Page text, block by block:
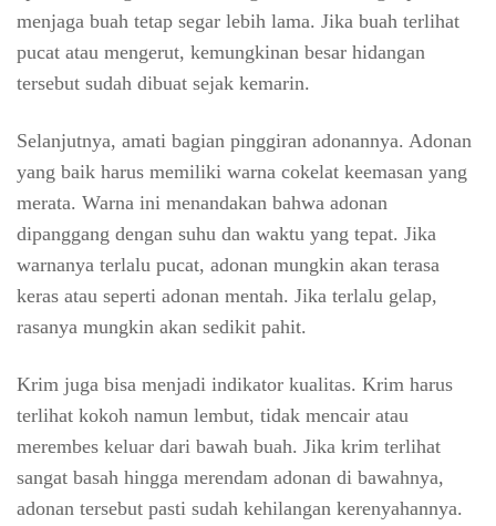
menjaga buah tetap segar lebih lama. Jika buah terlihat
pucat atau mengerut, kemungkinan besar hidangan
tersebut sudah dibuat sejak kemarin.
Selanjutnya, amati bagian pinggiran adonannya. Adonan
yang baik harus memiliki warna cokelat keemasan yang
merata. Warna ini menandakan bahwa adonan
dipanggang dengan suhu dan waktu yang tepat. Jika
warnanya terlalu pucat, adonan mungkin akan terasa
keras atau seperti adonan mentah. Jika terlalu gelap,
rasanya mungkin akan sedikit pahit.
Krim juga bisa menjadi indikator kualitas. Krim harus
terlihat kokoh namun lembut, tidak mencair atau
merembes keluar dari bawah buah. Jika krim terlihat
sangat basah hingga merendam adonan di bawahnya,
adonan tersebut pasti sudah kehilangan kerenyahannya.